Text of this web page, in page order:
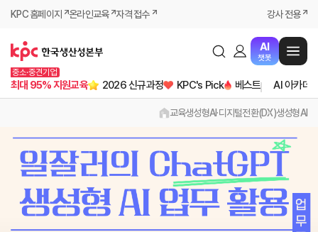
KPC 홈페이지 온라인교육 자격 접수 강사 전용
AI
챗봇
중소·중견기업
최대 95% 지원교육 2026 신규과정 KPC's Pick 베스트 AI 아카데
교육생성형AI·디지털전환(DX)생성형AI